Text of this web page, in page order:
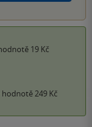
19 Kč
hodnotě 249 Kč